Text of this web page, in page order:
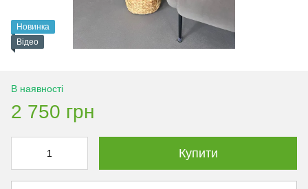
Новинка
Відео
В наявності
2 750 грн
Купити